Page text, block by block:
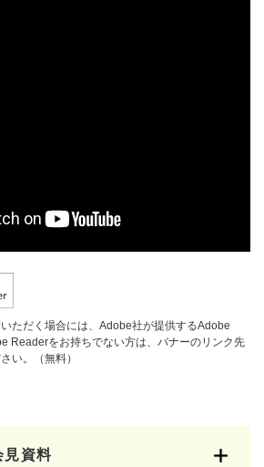
ただく場合には、Adobe社が提供するAdobe
Readerをお持ちでない方は、バナーのリンク先
い。（無料）
見資料